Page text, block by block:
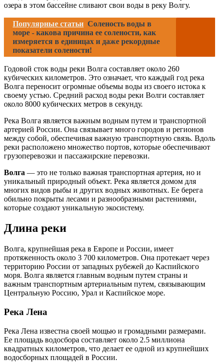
озера в этом бассейне сливают свои воды в реку Волгу.
Популярные статьи Соленость воды в
море - какова причина ее солености, как
измеряется в единицах и даже рекордные
показатели солености!
Годовой сток воды реки Волга составляет около 260
кубических километров. Это означает, что каждый год река
Волга переносит огромные объемы воды из своего истока к
своему устью. Средний расход воды реки Волги составляет
около 8000 кубических метров в секунду.
Река Волга является важным водным путем и транспортной
артерией России. Она связывает много городов и регионов
между собой, обеспечивая важную транспортную связь. Вдоль
реки расположено множество портов, которые обеспечивают
грузоперевозки и пассажирские перевозки.
Волга — это не только важная транспортная артерия, но и
уникальный природный объект. Река является домом для
многих видов рыбы и других водных животных. Ее берега
обильно покрыты лесами и разнообразными растениями,
которые создают уникальную экосистему.
Длина реки
Волга, крупнейшая река в Европе и России, имеет
протяженность около 3 700 километров. Она протекает через
территорию России от западных рубежей до Каспийского
моря. Волга является главным водным путем страны и
важным транспортным артериальным путем, связывающим
Центральную Россию, Урал и Каспийское море.
Река Лена
Река Лена известна своей мощью и громадными размерами.
Ее площадь водосбора составляет около 2.5 миллиона
квадратных километров, что делает ее одной из крупнейших
водосборных площадей в России.